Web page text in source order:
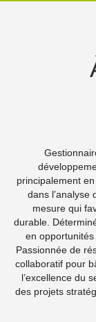
principalement
dans l’analyse
mesure qui
durable.
en
Passionnée de
collaboratif pour
l’excellence du
des projets